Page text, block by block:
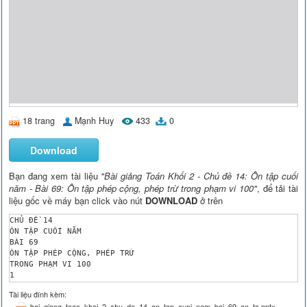
18 trang Mạnh Huy 433 0
Download
Bạn đang xem tài liệu "Bài giảng Toán Khối 2 - Chủ đề 14: Ôn tập cuối
năm - Bài 69: Ôn tập phép cộng, phép trừ trong phạm vi 100", để tải tài
liệu gốc về máy bạn click vào nút DOWNLOAD ở trên
CHỦ ĐỀ 14
ÔN TẬP CUỐI NĂM
BÀI 69
ÔN TẬP PHÉP CỘNG, PHÉP TRỪ
TRONG PHẠM VI 100
1
Tính nhẩm
= 70
Tài liệu đính kèm: